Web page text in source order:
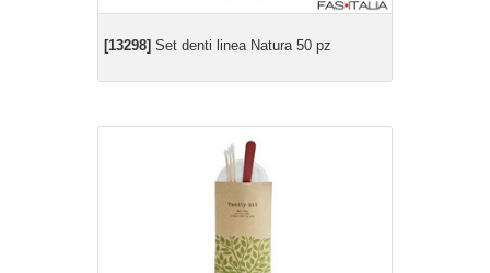
[13298] Set denti linea Natura 50 pz